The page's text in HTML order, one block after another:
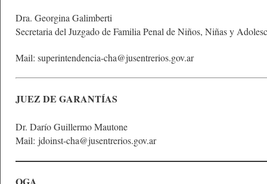
Dra. Georgina Galimberti
Secretaria del Juzgado de Familia Penal de Niños, Niñas y
Mail: superintendencia-cha@jusentrerios.gov.ar
JUEZ DE GARANTÍAS
Dr. Darío Guillermo Mautone
Mail: jdoinst-cha@jusentrerios.gov.ar